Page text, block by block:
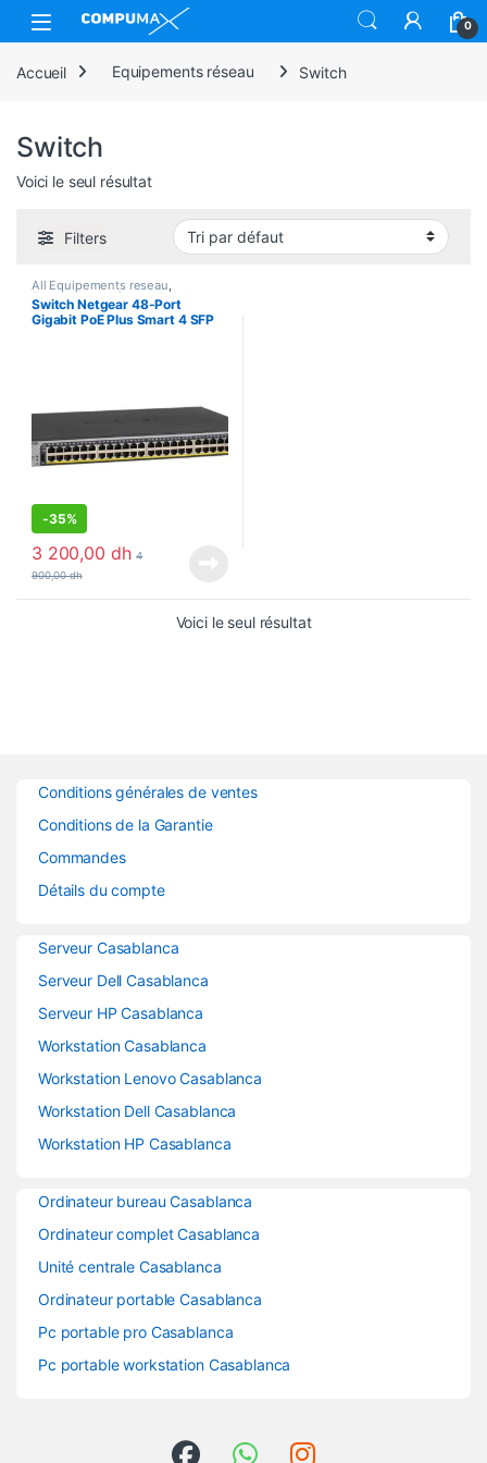
Skip to navigation
Skip to content
Open 0
Accueil Equipements réseau Switch
Switch
Voici le seul résultat
Filters
All Equipements reseau
Equipements réseau ,Switch
Switch Netgear 48-Port
Gigabit PoE Plus Smart 4 SFP
-35%
3 200,00 dh 4
900,00dh
Voici le seul résultat
Conditions générales de ventes
Conditions de la Garantie
Commandes
Détails du compte
Serveur Casablanca
Serveur Dell Casablanca
Serveur HP Casablanca
Workstation Casablanca
Workstation Lenovo Casablanca
Workstation Dell Casablanca
Workstation HP Casablanca
Ordinateur bureau Casablanca
Ordinateur complet Casablanca
Unité centrale Casablanca
Ordinateur portable Casablanca
Pc portable pro Casablanca
Pc portable workstation Casablanca